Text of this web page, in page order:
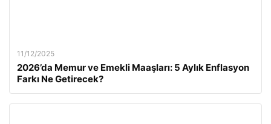
11/12/2025
2026’da Memur ve Emekli Maaşları: 5 Aylık Enflasyon
Farkı Ne Getirecek?